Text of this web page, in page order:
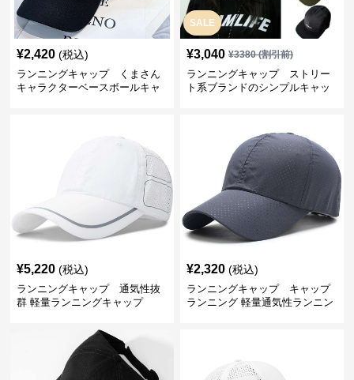
¥2,420 (税込)
ランニングキャップ くまさん
キャラクターベースボールキャ
SALE
¥3,040 ¥3380(割引前)
ランニングキャップ ストリー
ト系ブランドのシンプルキャッ
¥5,220 (税込)
ランニングキャップ 通気性抜
群 軽量ランニングキャップ
¥2,320 (税込)
ランニングキャップ キャップ
ランニング 軽量通気性ランニン